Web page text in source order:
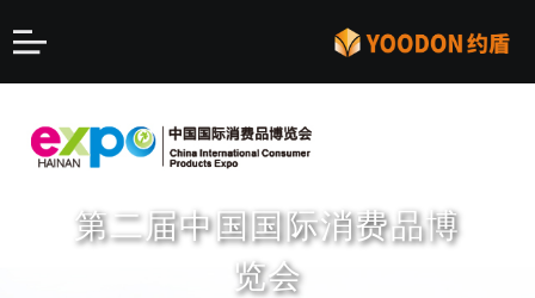
全球加速最快豪华超跑
OWL
第二届中国国际消费品博
览会
创新设计 前瞻理念
15年大型展台搭建经验
知名企业 大型高端展会
特装指定搭建商